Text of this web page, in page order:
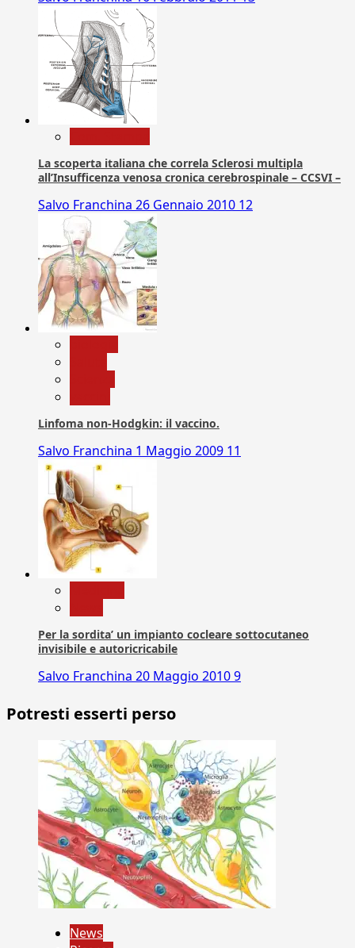
La scoperta italiana che correla Sclerosi multipla
all’Insufficenza venosa cronica cerebrospinale – CCSVI –
Salvo Franchina 26 Gennaio 2010 12
Linfoma non-Hodgkin: il vaccino.
Salvo Franchina 1 Maggio 2009 11
Per la sordita’ un impianto cocleare sottocutaneo
invisibile e autoricricabile
Salvo Franchina 20 Maggio 20109
Potresti esserti perso
News